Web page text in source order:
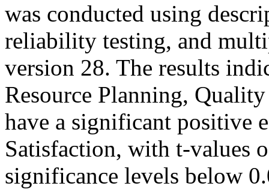
was conducted using
reliability testing, and
version 28. The results
Resource Planning,
have a significant positive
Satisfaction, with t-values
significance levels below